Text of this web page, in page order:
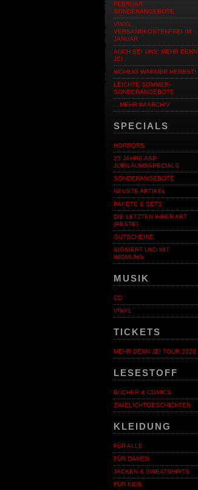
FEBRUAR
SONDERANGEBOTE
VINYL
VERSANDKOSTENFREI IM
JANUAR
AUCH BEI UNS: MEHR DENN
JE!
WOHLIG WARMER HERBST!
LEICHTE SOMMER-
SONDERANGEBOTE
…MEHR IM ARCHIV
SPECIALS
HORRORS
25 JAHRE ASP.
JUBILÄUMSSPECIALS
SONDERANGEBOTE
NEUSTE ARTIKEL
PAKETE & SETS
DIE LETZTEN IHRER ART
(RESTE)
GUTSCHEINE
SIGNIERT UND MIT
WIDMUNG
MUSIK
CD
VINYL
TICKETS
MEHR DENN JE! TOUR 2026
LESESTOFF
BÜCHER & COMICS
ZWIELICHTGESCHICHTEN
KLEIDUNG
FÜR ALLE
FÜR DAMEN
JACKEN & SWEATSHIRTS
FÜR KIDS